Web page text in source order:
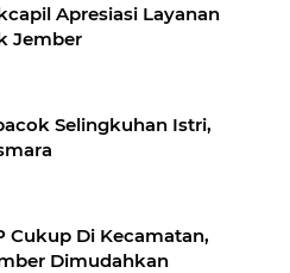
Apresiasi Layanan
Jember
Selingkuhan Istri,
Cukup Di Kecamatan,
Dimudahkan